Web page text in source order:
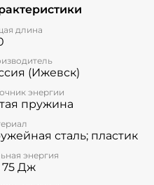
уточнять наличие,
по телефонам +7 (499)
либо по e-mail: cold-
“Холодный Пик” cold-
длина
(Ижевск)
энергии
пружина
сталь; пластик
энергия
Дж